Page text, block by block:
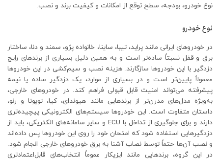
نوع خودرو، بودجه، سطح توقع از امکانات و کیفیت برند و نصب.
نوع خودرو
در خودروهای ایرانی مانند پراید، تیبا، ساینا، خانواده پژو، سمند و دنا، ساختار
برق و قفل نسبتاً ساده‌تر است و به همین دلیل بسیاری از برندهای رایج
دزدگیر با این خودروها سازگارند. هزینه نصب و سیم‌کشی در این خودروها
معمولاً پایین‌تر است و در بسیاری از موارد، یک دزدگیر ساده یا نیمه‌
پیشرفته می‌تواند امنیت قابل قبولی فراهم کند. در خودروهای خارجی،
به‌ویژه مدل‌های مدرن‌تر از برندهایی مانند هیوندای، کیا، تویوتا و رنو،
داستان متفاوت است. این خودروها سیستم‌های الکترونیکی پیچیده‌تری
دارند و برای جلوگیری از تداخل با ECU و سایر سامانه‌های الکتریکی، باید از
دزدگیرهایی استفاده شود که امتحان خود را روی این خودروها پس داده‌اند
و نصب آن‌ها حتماً توسط نصاب آشنا به برق خودروهای خارجی انجام شود.
در این گروه، برندهایی مانند ایزیکار عموماً انتخاب‌های قابل‌اعتمادتری